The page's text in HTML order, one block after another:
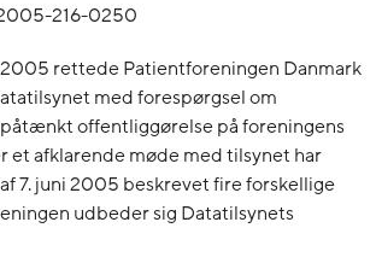
216-0250
2005 rettede Patientforeningen Danmark
med forespørgsel om
offentliggørelse på foreningens
et afklarende møde med tilsynet har
7. juni 2005 beskrevet fire forskellige
udbeder sig Datatilsynets